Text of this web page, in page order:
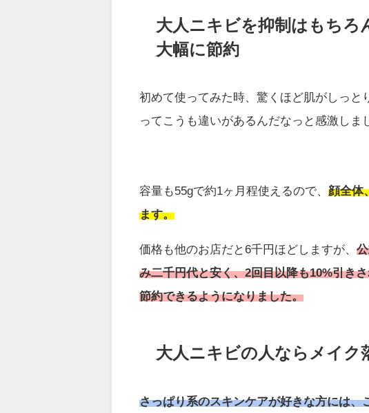
大人ニキビを抑制はもち
大幅に節約
初めて使ってみた時、驚くほど肌がしっ
ってこうも違いがあるんだなっと感激しま
容量も55gで約1ヶ月程使えるので、顔全体
ます。
価格も他のお店だと6千円ほどしますが、
み二千円代と安く、2回目以降も10%引き
節約できるようになりました。
大人ニキビの人ならメイク
さっぱり系のスキンケアが好きな方には